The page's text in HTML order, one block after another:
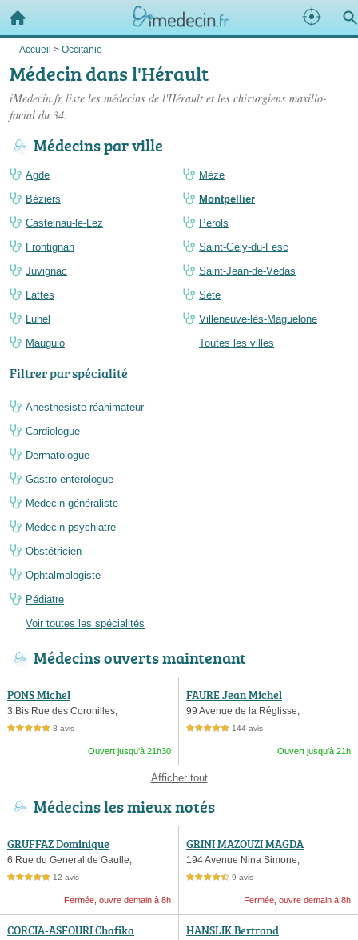
Accueil > Occitanie
Médecin dans l'Hérault
iMedecin.fr liste les médecins de l'Hérault et les chirurgiens maxillo-
facial du 34.
Médecins par ville
Agde
Béziers
Castelnau-le-Lez
Frontignan
Juvignac
Lattes
Lunel
Mauguio
Mèze
Montpellier
Pérols
Saint-Gély-du-Fesc
Saint-Jean-de-Védas
Sète
Villeneuve-lès-Maguelone
Toutes les villes
Filtrer par spécialité
Anesthésiste réanimateur
Cardiologue
Dermatologue
Gastro-entérologue
Médecin généraliste
Médecin psychiatre
Obstétricien
Ophtalmologiste
Pédiatre
Voir toutes les spécialités
Médecins ouverts maintenant
PONS Michel
3 Bis Rue des Coronilles,
5,0 étoiles sur 5 8 avis
Ouvert jusqu'à 21h30
FAURE Jean Michel
99 Avenue de la Réglisse,
5,0 étoiles sur 5 144 avis
Ouvert jusqu'à 21h
Afficher tout
Médecins les mieux notés
GRUFFAZ Dominique
6 Rue du General de Gaulle,
5,0 étoiles sur 5 12 avis
Fermée, ouvre demain à 8h
GRINI MAZOUZI MAGDA
194 Avenue Nina Simone,
4,5 étoiles sur 5 9 avis
Fermée, ouvre demain à 8h
CORCIA-ASFOURI Chafika HANSLIK Bertrand